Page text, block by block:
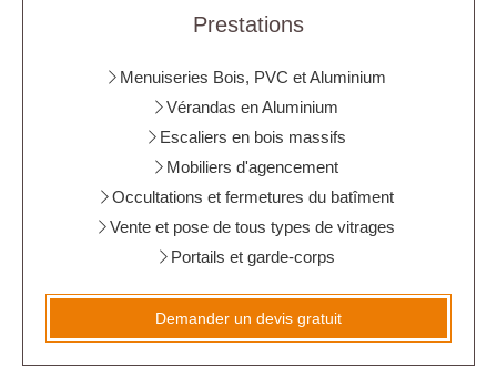
Prestations
Menuiseries Bois, PVC et Aluminium
Vérandas en Aluminium
Escaliers en bois massifs
Mobiliers d'agencement
Occultations et fermetures du batîment
Vente et pose de tous types de vitrages
Portails et garde-corps
Demander un devis gratuit